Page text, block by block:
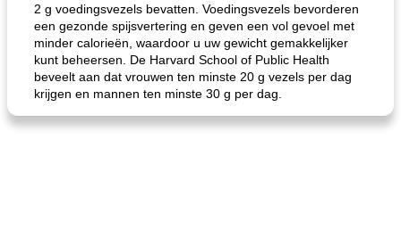
2 g voedingsvezels bevatten. Voedingsvezels bevorderen
een gezonde spijsvertering en geven een vol gevoel met
minder calorieën, waardoor u uw gewicht gemakkelijker
kunt beheersen. De Harvard School of Public Health
beveelt aan dat vrouwen ten minste 20 g vezels per dag
krijgen en mannen ten minste 30 g per dag.